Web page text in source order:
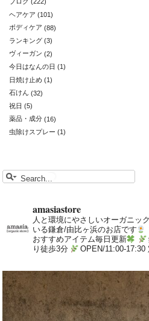
ヘアケア (101)
ボディケア (88)
ランキング (3)
ヴィーガン (2)
今日はなんの日 (1)
日焼け止め (1)
石けん (32)
祝日 (5)
薬品・成分 (16)
虫除けスプレー (1)
amasiastore
人と環境にやさしいオーガニッ
いる鎌倉/由比ヶ浜のお店です
おすすめアイテム毎日更新
り徒歩3分
OPEN/11:00-